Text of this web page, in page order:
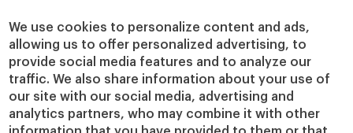
We use cookies to personalize content and ads,
allowing us to offer personalized advertising, to
provide social media features and to analyze our
traffic. We also share information about your use of
our site with our social media, advertising and
analytics partners, who may combine it with other
Cátedras
IESE Insight
IESE Publishing
Nuestro impacto
Colabora con el IESE
Servicios
Biblioteca
Canal de Compliance